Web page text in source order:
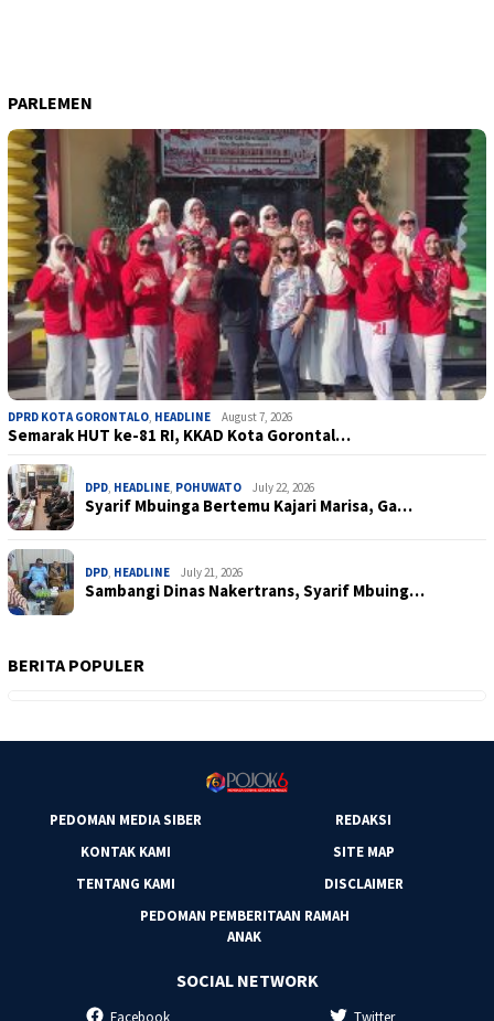
PARLEMEN
DPRD KOTA GORONTALO HEADLINE August 7, 2026
Semarak HUT ke-81 RI, KKAD Kota Gorontal…
DPD HEADLINE POHUWATO July 22, 2026
Syarif Mbuinga Bertemu Kajari Marisa, Ga…
DPD HEADLINE July 21, 2026
Sambangi Dinas Nakertrans, Syarif Mbuing…
BERITA POPULER
PEDOMAN MEDIA SIBER
REDAKSI
KONTAK KAMI
SITE MAP
TENTANG KAMI
DISCLAIMER
PEDOMAN PEMBERITAAN RAMAH
ANAK
SOCIAL NETWORK
Facebook Twitter